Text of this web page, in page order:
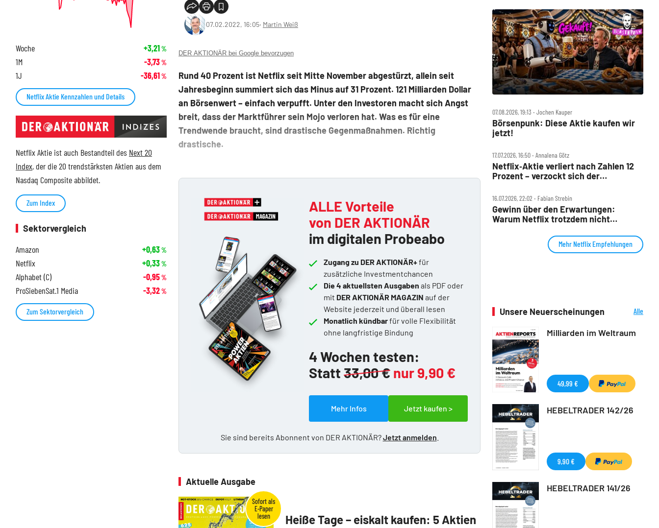
07.02.2022, 16:05‧ Martin Weiß
DER AKTIONÄR bei Google bevorzugen
Rund 40 Prozent ist Netflix seit Mitte November abgestürzt, allein seit
Jahresbeginn summiert sich das Minus auf 31 Prozent. 121 Milliarden Dollar
an Börsenwert – einfach verpufft. Unter den Investoren macht sich Angst
breit, dass der Marktführer sein Mojo verloren hat. Was es für eine
Trendwende braucht, sind drastische Gegenmaßnahmen. Richtig
drastische.
ALLE Vorteile
von DER AKTIONÄR
im digitalen Probeabo
Zugang zu DER AKTIONÄR+für
zusätzliche Investmentchancen
Die 4 aktuellsten Ausgaben als PDF oder
mit DER AKTIONÄR MAGAZIN auf der
Website jederzeit und überall lesen
Monatlich kündbarfür volle Flexibilität
ohne langfristige Bindung
4 Wochen testen:
Statt 33,00 € nur 9,90 €
Mehr Infos Jetzt kaufen >
Sie sind bereits Abonnent von DER AKTIONÄR?Jetzt anmelden
Aktuelle Ausgabe
Heiße Tage – eiskalt kaufen: 5 Aktien
Woche +3,21%
1M -3,73%
1J -36,61%
Netflix Aktie Kennzahlen und Details
Netflix Aktie ist auch Bestandteil des Next 20
Index, der die 20 trendstärksten Aktien aus dem
Nasdaq Composite abbildet.
Zum Index
Sektorvergleich
Amazon
+0,63%
Netflix +0,33%
Alphabet (C) -0,95%
ProSiebenSat.1 Media -3,32%
Zum Sektorvergleich
07.08.2026, 19:13 ‧ Jochen Kauper
Börsenpunk: Diese Aktie kaufen wir
jetzt!
17.07.2026, 16:50 ‧ Annalena Götz
Netflix‑Aktie verliert nach Zahlen 12
Prozent – verzockt sich der
16.07.2026, 22:02 ‧ Fabian Strebin
Gewinn über den Erwartungen:
Warum Netflix trotzdem nicht
Mehr Netflix Empfehlungen
Unsere Neuerscheinungen
Alle
Milliarden im Weltraum
49,99 €
HEBELTRADER 142/26
9,90 €
HEBELTRADER 141/26